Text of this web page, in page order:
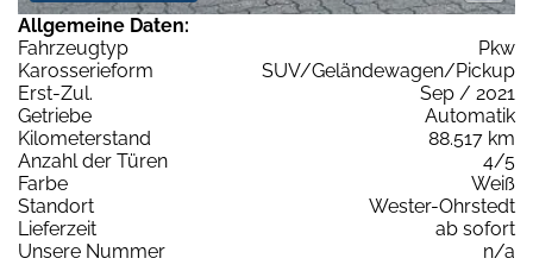
Allgemeine Daten:
Fahrzeugtyp
Pkw
Karosserieform
SUV/Geländewagen/Pickup
Erst-Zul.
Sep / 2021
Getriebe
Automatik
Kilometerstand
88.517 km
Anzahl der Türen
4/5
Farbe
Weiß
Standort
Wester-Ohrstedt
Lieferzeit
ab sofort
Unsere Nummer
n/a